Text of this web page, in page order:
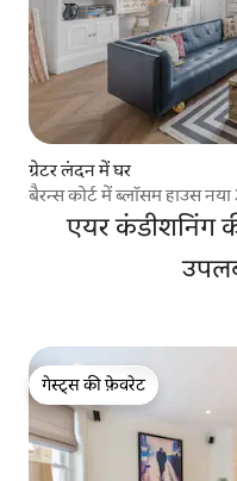
ग्रेटर लंदन में घर
बैरन्स कोर्ट में ब्लॉसम हाउस
एयर कंडीशनिंग
गेस्ट्स की फ़ेवरेट
गेस्ट्स की फ़ेवरेट